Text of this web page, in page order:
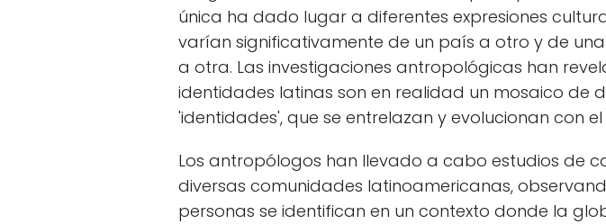
única ha dado lugar a diferentes expresiones
varían significativamente de un país a otro y de
a otra. Las investigaciones antropológicas han
identidades latinas son en realidad un mosaico de
'identidades', que se entrelazan y evolucionan con
Los antropólogos han llevado a cabo estudios de
diversas comunidades latinoamericanas,
personas se identifican en un contexto donde la